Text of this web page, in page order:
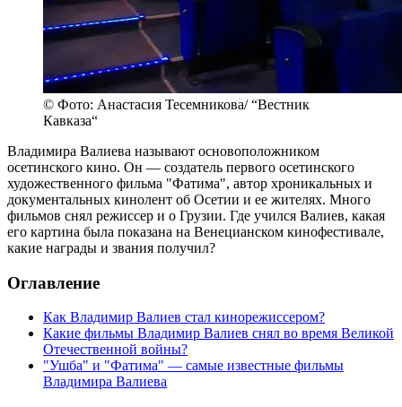
© Фото: Анастасия Тесемникова/ “Вестник
Кавказа“
Владимира Валиева называют основоположником
осетинского кино. Он — создатель первого осетинского
художественного фильма "Фатима", автор хроникальных и
документальных кинолент об Осетии и ее жителях. Много
фильмов снял режиссер и о Грузии. Где учился Валиев, какая
его картина была показана на Венецианском кинофестивале,
какие награды и звания получил?
Оглавление
Как Владимир Валиев стал кинорежиссером?
Какие фильмы Владимир Валиев снял во время Великой
Отечественной войны?
"Ушба" и "Фатима" — самые известные фильмы
Владимира Валиева